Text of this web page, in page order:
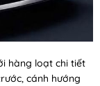
hàng loạt chi tiết
cánh hướng